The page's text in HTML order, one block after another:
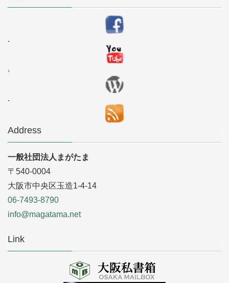
.
.
.
Address
一般社団法人まがたま
〒540-0004
大阪市中央区玉造1-4-14
06-7493-8790
info@magatama.net
Link